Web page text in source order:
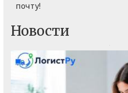
почту!
Новости